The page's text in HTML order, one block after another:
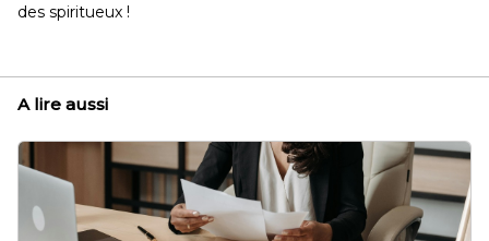
des spiritueux !
A lire aussi